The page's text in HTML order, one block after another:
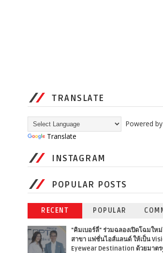
TRANSLATE
Powered by
Translate
INSTAGRAM
POPULAR POSTS
RECENT POPULAR
"คิมเบอร์ลี่" ร่วมฉลองเปิดโฉมใหม่
สาขา แฟชั่นไอส์แลนด์ ให้เป็น
Eyewear Destination ด้วยมาต